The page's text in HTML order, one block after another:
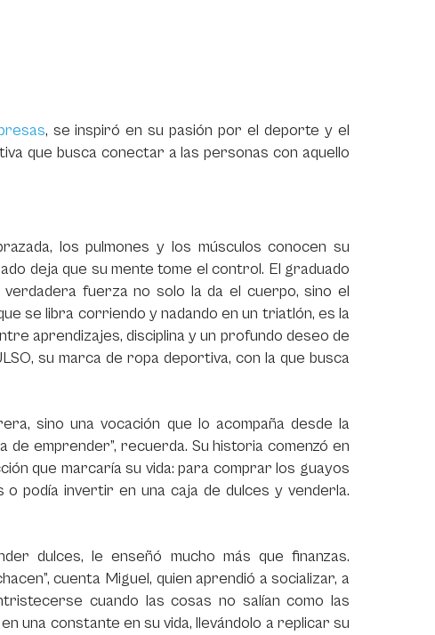
, se inspiró en su pasión por el deporte y el
que busca conectar a las personas con aquello
los pulmones y los músculos conocen su
deja que su mente tome el control. El graduado
fuerza no solo la da el cuerpo, sino el
se libra corriendo y nadando en un triatlón, es la
aprendizajes, disciplina y un profundo deseo de
su marca de ropa deportiva, con la que busca
sino una vocación que lo acompaña desde la
de emprender”, recuerda. Su historia comenzó en
que marcaría su vida: para comprar los guayos
podía invertir en una caja de dulces y venderla.
dulces, le enseñó mucho más que finanzas.
cuenta Miguel, quien aprendió a socializar, a
cuando las cosas no salían como las
una constante en su vida, llevándolo a replicar su